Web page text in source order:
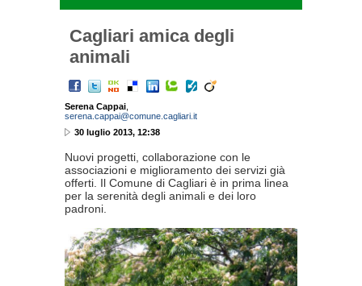
Cagliari amica degli
animali
Serena Cappai
serena.cappai@comune.cagliari.it
30 luglio 2013, 12:38
Nuovi progetti, collaborazione con le
associazioni e miglioramento dei servizi già
offerti. Il Comune di Cagliari è in prima linea
per la serenità degli animali e dei loro
padroni.